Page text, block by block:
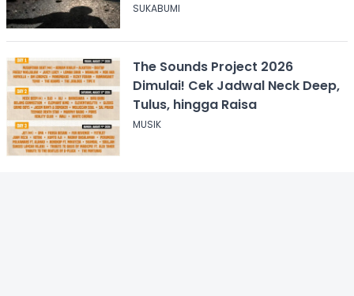
SUKABUMI
The Sounds Project 2026
Dimulai! Cek Jadwal Neck Deep,
Tulus, hingga Raisa
MUSIK